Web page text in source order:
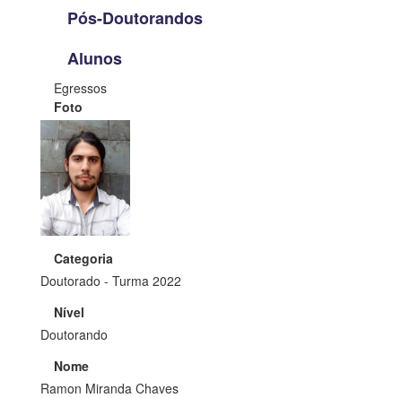
Pós-Doutorandos
Alunos
Egressos
Foto
Categoria
Doutorado - Turma 2022
Nível
Doutorando
Nome
Ramon Miranda Chaves